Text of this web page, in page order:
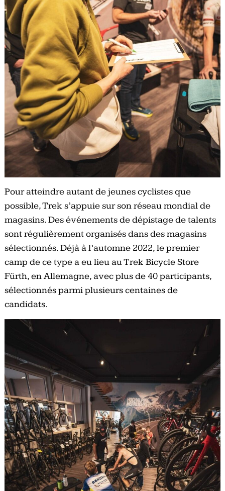
Pour atteindre autant de jeunes cyclistes que
possible, Trek s’appuie sur son réseau mondial de
magasins. Des événements de dépistage de talents
sont régulièrement organisés dans des magasins
sélectionnés. Déjà à l’automne 2022, le premier
camp de ce type a eu lieu au Trek Bicycle Store
Fürth, en Allemagne, avec plus de 40 participants,
sélectionnés parmi plusieurs centaines de
candidats.